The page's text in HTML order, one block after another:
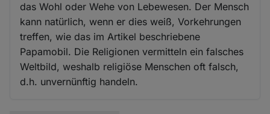
das Wohl oder Wehe von Lebewesen. Der Mensch
kann natürlich, wenn er dies weiß, Vorkehrungen
treffen, wie das im Artikel beschriebene
Papamobil. Die Religionen vermitteln ein falsches
Weltbild, weshalb religiöse Menschen oft falsch,
d.h. unvernünftig handeln.